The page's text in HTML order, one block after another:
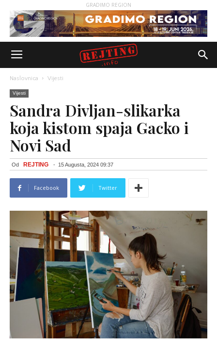
GRADIMO REGION
Naslovnica Vijesti
Vijesti
Sandra Divljan-slikarka
koja kistom spaja Gacko i
Novi Sad
Od REJTING - 15 Augusta, 2024 09:37
Facebook Twitter